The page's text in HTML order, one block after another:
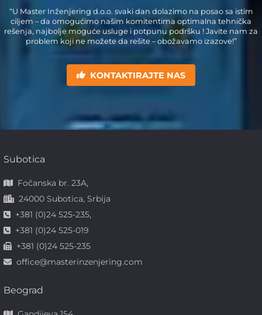
“U Master Inženjering d.o.o. svaki dan dolazimo na posao sa istim
ciljem – da omogućimo našim komitentima optimalna tehnička
rešenja, najbolje moguće usluge i potpunu podršku ! Javite nam za
problem koji ne možete da rešite – obožavamo izazove!”
KONTAKTIRAJTE NAS
Subotica
Fočanska br. 23A,
24000 Subotica, Srbija
+381 (0)24 525-235,
+381 (0)24 525-019
+381 (0)24 525-235
office@masterinzenjering.com
Beograd